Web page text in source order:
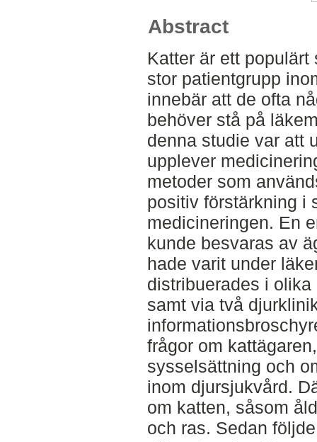
Abstract
Katter är ett
stor patientgrupp
innebär att de ofta
behöver stå på
denna studie var att
upplever
metoder som
positiv förstärkning i
medicineringen. En
kunde besvaras av
hade varit under
distribuerades i
samt via två
frågor om
sysselsättning och
inom djursjukvård.
om katten, såsom
och ras. Sedan